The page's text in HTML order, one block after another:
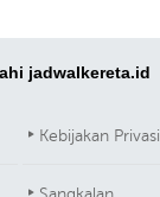
jadwalkereta.id
Kebijakan Privasi